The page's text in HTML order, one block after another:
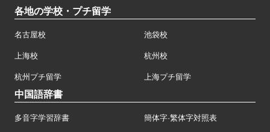
各地の学校・プチ留学
名古屋校 池袋校
上海校 杭州校
杭州プチ留学 上海プチ留学
中国語辞書
多音字学習辞書 簡体字·繁体字対照表